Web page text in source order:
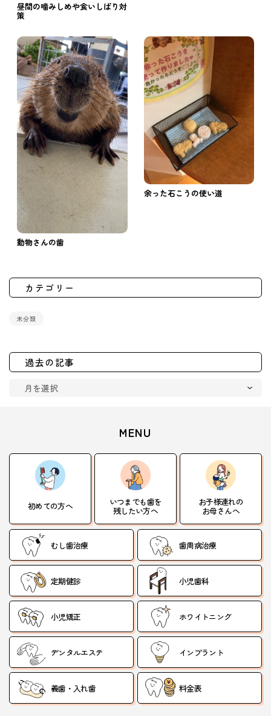
昼間の噛みしめや食いしばり対
策
動物さんの歯
余った石こうの使い道
カテゴリー
未分類
過去の記事
MENU
初めての方へ いつまでも歯を
残したい方へ
お子様連れの
お母さんへ
むし歯治療 歯周病治療
定期健診 小児歯科
小児矯正 ホワイトニング
デンタルエステ インプラント
義歯・入れ歯 料金表